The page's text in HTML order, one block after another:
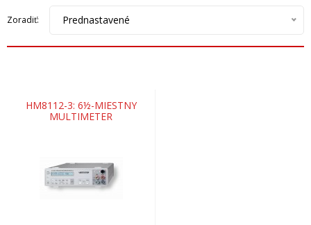
Zoradiť: Prednastavené
HM8112-3: 6½-MIESTNY
MULTIMETER